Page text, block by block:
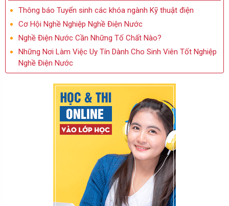
Thông báo Tuyển sinh các khóa ngành Kỹ thuật điện
Cơ Hội Nghề Nghiệp Nghề Điện Nước
Nghề Điện Nước Cần Những Tố Chất Nào?
Những Nơi Làm Việc Uy Tín Dành Cho Sinh Viên Tốt Nghiệp
Nghề Điện Nước